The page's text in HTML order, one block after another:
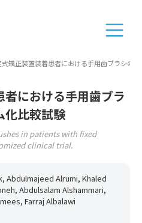
式矯正装置装着患者における手用歯ブラシの
における手用歯ブラ
化比較試験
in patients with fixed
clinical trial.
Abdulmajeed Alrumi, Khaled
Abdulsalam Alshammari,
Farraj Albalawi